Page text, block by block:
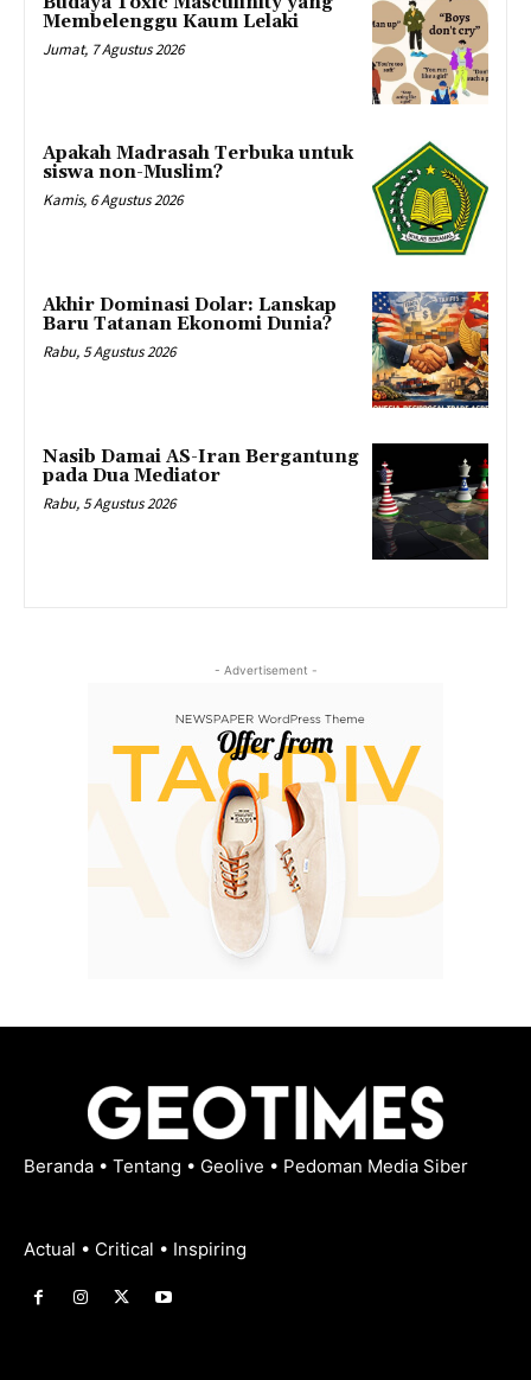
Membelenggu Kaum Lelaki
Jumat, 7 Agustus 2026
Apakah Madrasah Terbuka untuk
siswa non-Muslim?
Kamis, 6 Agustus 2026
Akhir Dominasi Dolar: Lanskap
Baru Tatanan Ekonomi Dunia?
Rabu, 5 Agustus 2026
Nasib Damai AS-Iran Bergantung
pada Dua Mediator
Rabu, 5 Agustus 2026
- Advertisement -
Beranda • Tentang • Geolive • Pedoman Media Siber
Actual • Critical • Inspiring